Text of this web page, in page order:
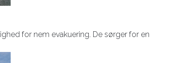
for nem evakuering. De sørger for en